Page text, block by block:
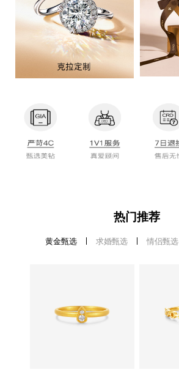
热门推荐
黄金甄选 求婚甄选 情侣甄选